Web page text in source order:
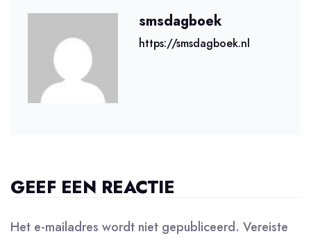
smsdagboek
https://smsdagboek.nl
GEEF EEN REACTIE
Het e-mailadres wordt niet gepubliceerd. Vereiste